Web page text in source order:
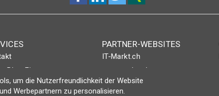
Plus-Eintrag
PARTNER-WEBSITES
IT-Markt.ch
netzwoche.ch
ICTjournal
um die Nutzerfreundlichkeit der Website
Werbepartnern zu personalisieren.